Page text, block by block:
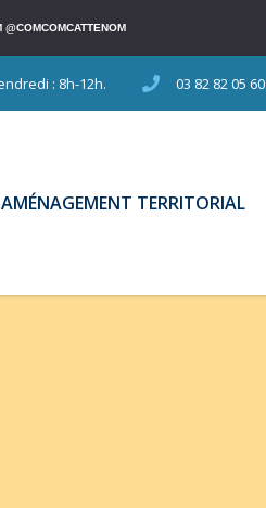
@COMCOMCATTENOM
: 8h-12h. 03 82 82 05 60
AMÉNAGEMENT TERRITORIAL